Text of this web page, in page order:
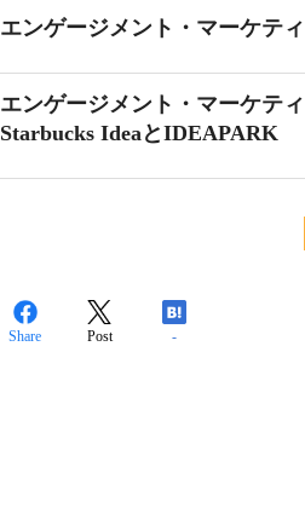
エンゲージメント・マーケテ
エンゲージメント・マーケテ
Starbucks IdeaとIDEAPARK
Share Post -